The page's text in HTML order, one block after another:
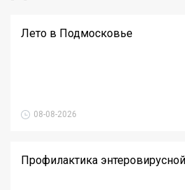
Лето в Подмосковье
08-08-2026
Профилактика